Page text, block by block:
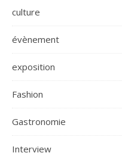
culture
évènement
exposition
Fashion
Gastronomie
Interview